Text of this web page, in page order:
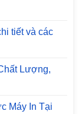
tiết và các
Lượng,
Máy In Tại